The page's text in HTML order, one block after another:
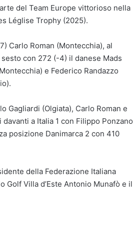
del Team Europe vittorioso nella
Léglise Trophy (2025).
Carlo Roman (Montecchia), al
con 272 (-4) il danese Mads
e Federico Randazzo
Gagliardi (Olgiata), Carlo Roman e
a Italia 1 con Filippo Ponzano
posizione Danimarca 2 con 410
della Federazione Italiana
Villa d’Este Antonio Munafò e il